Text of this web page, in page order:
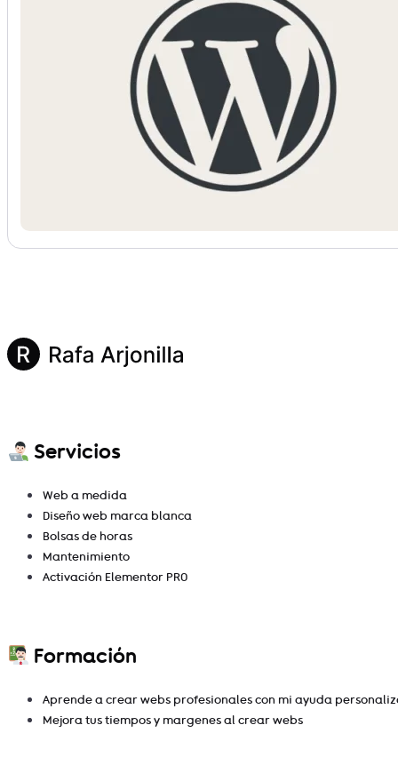
Servicios
Web a medida
Diseño web marca blanca
Bolsas de horas
Mantenimiento
Activación Elementor PRO
Formación
Aprende a crear webs profesionales con mi ayuda
Mejora tus tiempos y margenes al crear webs